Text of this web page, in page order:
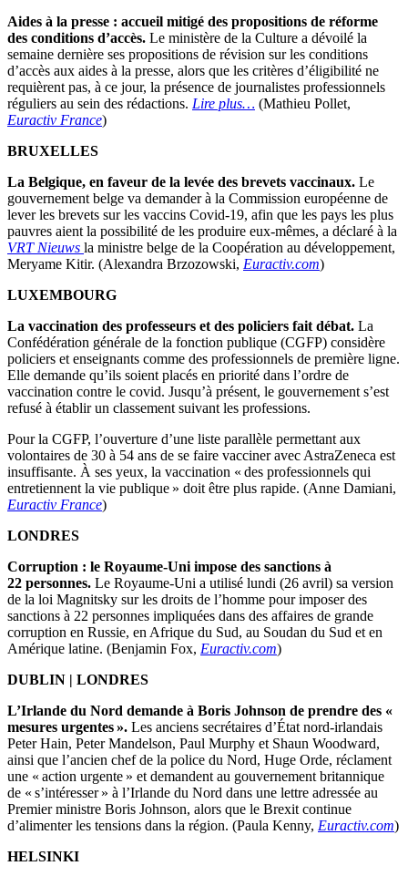
Aides à la presse : accueil mitigé des propositions de réforme
des conditions d’accès. Le ministère de la Culture a dévoilé la
semaine dernière ses propositions de révision sur les conditions
d’accès aux aides à la presse, alors que les critères d’éligibilité ne
requièrent pas, à ce jour, la présence de journalistes professionnels
réguliers au sein des rédactions. Lire plus… (Mathieu Pollet,
Euractiv France)
BRUXELLES
La Belgique, en faveur de la levée des brevets vaccinaux. Le
gouvernement belge va demander à la Commission européenne de
lever les brevets sur les vaccins Covid-19, afin que les pays les plus
pauvres aient la possibilité de les produire eux-mêmes, a déclaré à la
VRT Nieuws la ministre belge de la Coopération au développement,
Meryame Kitir. (Alexandra Brzozowski, Euractiv.com)
LUXEMBOURG
La vaccination des professeurs et des policiers fait débat. La
Confédération générale de la fonction publique (CGFP) considère
policiers et enseignants comme des professionnels de première ligne.
Elle demande qu’ils soient placés en priorité dans l’ordre de
vaccination contre le covid. Jusqu’à présent, le gouvernement s’est
refusé à établir un classement suivant les professions.
Pour la CGFP, l’ouverture d’une liste parallèle permettant aux
volontaires de 30 à 54 ans de se faire vacciner avec AstraZeneca est
insuffisante. À ses yeux, la vaccination « des professionnels qui
entretiennent la vie publique » doit être plus rapide. (Anne Damiani,
Euractiv France)
LONDRES
Corruption : le Royaume-Uni impose des sanctions à
22 personnes. Le Royaume-Uni a utilisé lundi (26 avril) sa version
de la loi Magnitsky sur les droits de l’homme pour imposer des
sanctions à 22 personnes impliquées dans des affaires de grande
corruption en Russie, en Afrique du Sud, au Soudan du Sud et en
Amérique latine. (Benjamin Fox, Euractiv.com)
DUBLIN | LONDRES
L’Irlande du Nord demande à Boris Johnson de prendre des «
mesures urgentes ». Les anciens secrétaires d’État nord-irlandais
Peter Hain, Peter Mandelson, Paul Murphy et Shaun Woodward,
ainsi que l’ancien chef de la police du Nord, Huge Orde, réclament
une « action urgente » et demandent au gouvernement britannique
de « s’intéresser » à l’Irlande du Nord dans une lettre adressée au
Premier ministre Boris Johnson, alors que le Brexit continue
d’alimenter les tensions dans la région. (Paula Kenny, Euractiv.com)
HELSINKI